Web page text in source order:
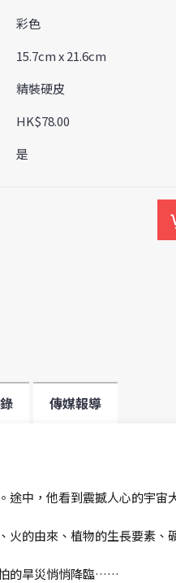
彩色
15.7cm x 21.6cm
精裝硬皮
HK$78.00
是
傳媒報導
途中，他看到震撼人心的宇
火的由來、植物的生長要素
的旱災悄悄降臨……